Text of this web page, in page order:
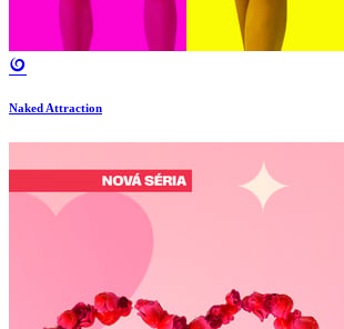
Naked Attraction